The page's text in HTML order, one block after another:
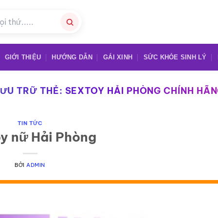
GIỚI THIỆU HƯỚNG DẪN GÁI XINH SỨC KHỎE SINH LÝ
TRỮ THẺ: SEXTOY HẢI PHÒNG CHÍNH
TIN TỨC
nữ Hải Phòng
BỞI ADMIN